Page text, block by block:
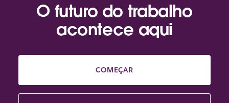
O futuro do trabalho
acontece aqui
COMEÇAR